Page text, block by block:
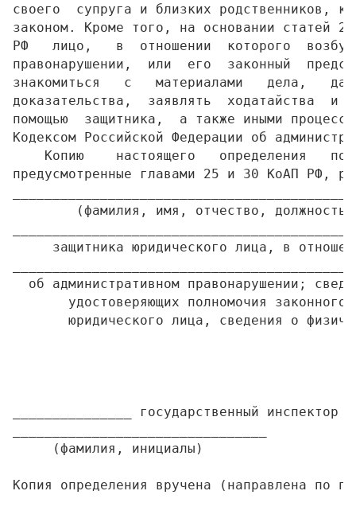
своего  супруга и близких родственников,
законом. Кроме того, на основании
РФ   лицо,   в  отношении  которого
правонарушении,  или  его  законный
знакомиться   с   материалами   дела,
доказательства,  заявлять  ходатайства  и
помощью  защитника,  а также иными
Кодексом Российской Федерации об
Копию    настоящего   определения
предусмотренные главами 25 и 30 КоАП РФ,
(фамилия, имя, отчество, должность
защитника юридического лица, в
об административном правонарушении;
удостоверяющих полномочия законного
юридического лица, сведения о
_______________ государственный инспектор
(фамилия, инициалы)
Копия определения вручена (направлена по